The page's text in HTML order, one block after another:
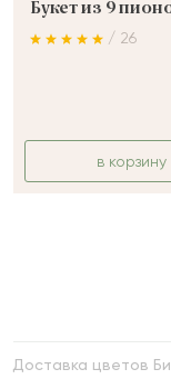
Букет из 9
/ 26
в корзину
Доставка цветов